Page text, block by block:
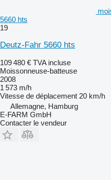
5660 hts
19
Deutz-Fahr 5660 hts
109 480 € TVA incluse
Moissonneuse-batteuse
2008
1 573 m/h
Vitesse de déplacement 20 km/h
Allemagne, Hamburg
E-FARM GmbH
Contacter le vendeur